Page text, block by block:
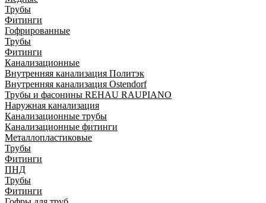
Трубы
Фитинги
Гофрированные
Трубы
Фитинги
Канализационные
Внутренняя канализация Политэк
Внутренняя канализация Ostendorf
Трубы и фасонины REHAU RAUPIANO
Наружная канализация
Канализационные трубы
Канализационные фитинги
Металлопластиковые
Трубы
Фитинги
ПНД
Трубы
Фитинги